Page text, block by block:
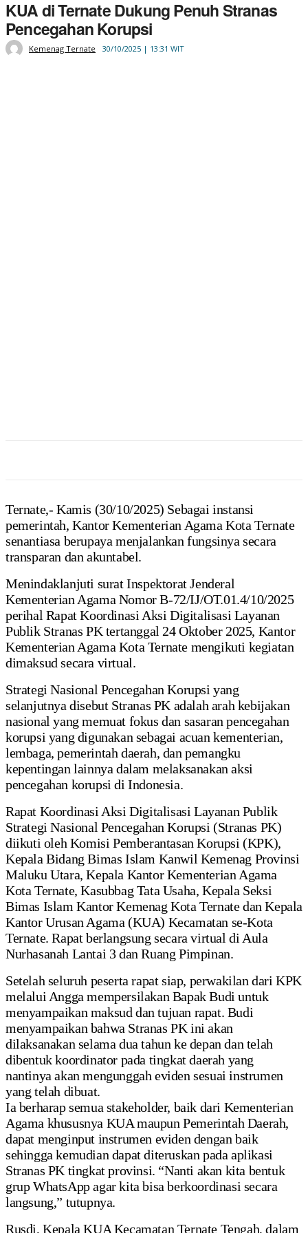
KUA di Ternate Dukung Penuh Stranas
Pencegahan Korupsi
Kemenag Ternate 30/10/2025 | 13:31 WIT
Ternate,- Kamis (30/10/2025) Sebagai instansi
pemerintah, Kantor Kementerian Agama Kota Ternate
senantiasa berupaya menjalankan fungsinya secara
transparan dan akuntabel.
Menindaklanjuti surat Inspektorat Jenderal
Kementerian Agama Nomor B-72/IJ/OT.01.4/10/2025
perihal Rapat Koordinasi Aksi Digitalisasi Layanan
Publik Stranas PK tertanggal 24 Oktober 2025, Kantor
Kementerian Agama Kota Ternate mengikuti kegiatan
dimaksud secara virtual.
Strategi Nasional Pencegahan Korupsi yang
selanjutnya disebut Stranas PK adalah arah kebijakan
nasional yang memuat fokus dan sasaran pencegahan
korupsi yang digunakan sebagai acuan kementerian,
lembaga, pemerintah daerah, dan pemangku
kepentingan lainnya dalam melaksanakan aksi
pencegahan korupsi di Indonesia.
Rapat Koordinasi Aksi Digitalisasi Layanan Publik
Strategi Nasional Pencegahan Korupsi (Stranas PK)
diikuti oleh Komisi Pemberantasan Korupsi (KPK),
Kepala Bidang Bimas Islam Kanwil Kemenag Provinsi
Maluku Utara, Kepala Kantor Kementerian Agama
Kota Ternate, Kasubbag Tata Usaha, Kepala Seksi
Bimas Islam Kantor Kemenag Kota Ternate dan Kepala
Kantor Urusan Agama (KUA) Kecamatan se-Kota
Ternate. Rapat berlangsung secara virtual di Aula
Nurhasanah Lantai 3 dan Ruang Pimpinan.
Setelah seluruh peserta rapat siap, perwakilan dari KPK
melalui Angga mempersilakan Bapak Budi untuk
menyampaikan maksud dan tujuan rapat. Budi
menyampaikan bahwa Stranas PK ini akan
dilaksanakan selama dua tahun ke depan dan telah
dibentuk koordinator pada tingkat daerah yang
nantinya akan mengunggah eviden sesuai instrumen
yang telah dibuat.
Ia berharap semua stakeholder, baik dari Kementerian
Agama khususnya KUA maupun Pemerintah Daerah,
dapat menginput instrumen eviden dengan baik
sehingga kemudian dapat diteruskan pada aplikasi
Stranas PK tingkat provinsi. “Nanti akan kita bentuk
grup WhatsApp agar kita bisa berkoordinasi secara
langsung,” tutupnya.
Rusdi, Kepala KUA Kecamatan Ternate Tengah, dalam